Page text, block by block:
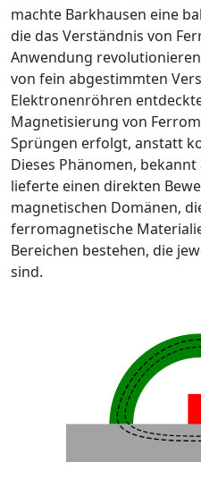
machte Barkhausen eine
die das Verständnis von
Anwendung
von fein abgestimmten
Elektronenröhren
Magnetisierung von
Sprüngen erfolgt, anstatt
Dieses Phänomen,
lieferte einen direkten
magnetischen Domänen,
ferromagnetische
Bereichen bestehen, die
sind.